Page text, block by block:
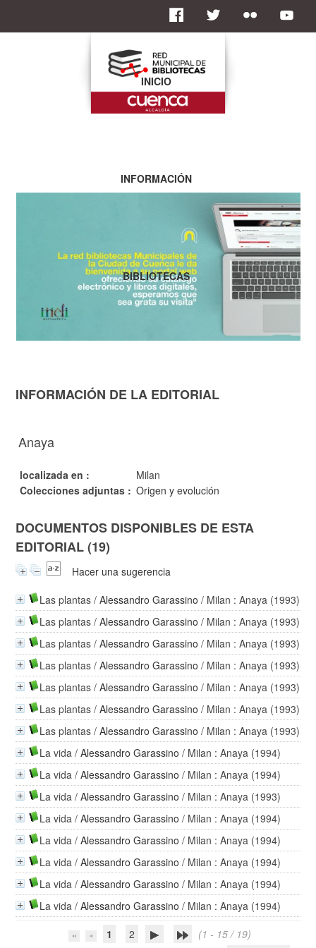
INFORMACIÓN DE LA EDITORIAL
Anaya
localizada en :
Milan
Colecciones adjuntas : Origen y evolución
DOCUMENTOS DISPONIBLES DE ESTA
EDITORIAL (19)
Hacer una sugerencia
Las plantas /Alessandro Garassino / Milan : Anaya (1993)
Las plantas /Alessandro Garassino / Milan : Anaya (1993)
Las plantas /Alessandro Garassino / Milan : Anaya (1993)
Las plantas /Alessandro Garassino / Milan : Anaya (1993)
Las plantas /Alessandro Garassino / Milan : Anaya (1993)
Las plantas /Alessandro Garassino / Milan : Anaya (1993)
Las plantas /Alessandro Garassino / Milan : Anaya (1993)
La vida /Alessandro Garassino / Milan : Anaya (1994)
La vida /Alessandro Garassino / Milan : Anaya (1994)
La vida /Alessandro Garassino / Milan : Anaya (1993)
La vida /Alessandro Garassino / Milan : Anaya (1994)
La vida /Alessandro Garassino / Milan : Anaya (1994)
La vida /Alessandro Garassino / Milan : Anaya (1994)
La vida /Alessandro Garassino / Milan : Anaya (1994)
La vida /Alessandro Garassino / Milan : Anaya (1994)
1
2
(1 - 15 / 19)
INICIO
INFORMACIÓN
BIBLIOTECAS